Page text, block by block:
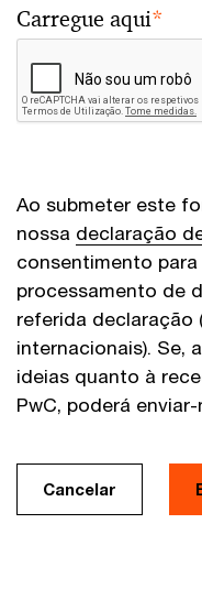
Carregue aqui*
Ao submeter este
nossa declaração
consentimento
processamento de
referida declaração
internacionais). Se,
ideias quanto à
PwC, poderá
Cancelar